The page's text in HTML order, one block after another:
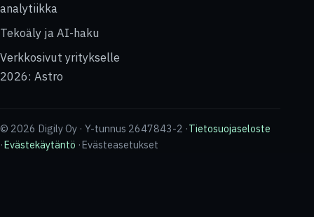
analytiikka
Tekoäly ja AI-haku
Verkkosivut yritykselle
2026: Astro
© 2026 Digily Oy · Y-tunnus 2647843-2 ·Tietosuojaseloste
·Evästekäytäntö ·Evästeasetukset